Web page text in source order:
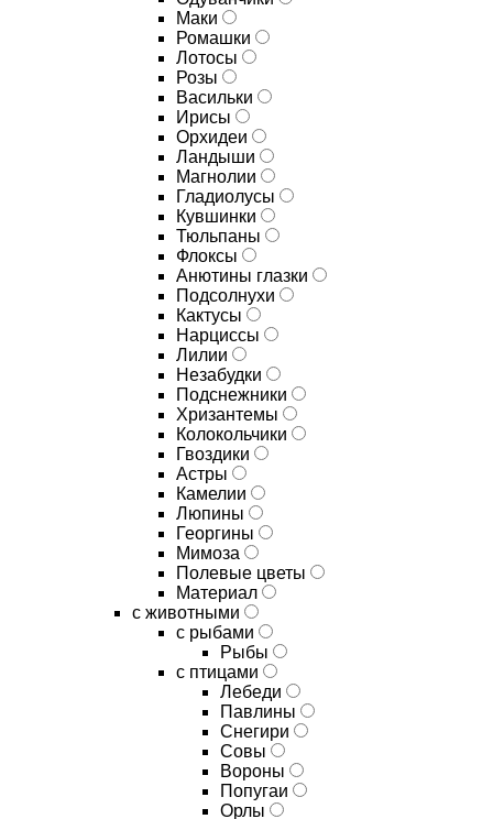
Маки
Ромашки
Лотосы
Розы
Васильки
Ирисы
Орхидеи
Ландыши
Магнолии
Гладиолусы
Кувшинки
Тюльпаны
Флоксы
Анютины глазки
Подсолнухи
Кактусы
Нарциссы
Лилии
Незабудки
Подснежники
Хризантемы
Колокольчики
Гвоздики
Астры
Камелии
Люпины
Георгины
Мимоза
Полевые цветы
Материал
с животными
с рыбами
Рыбы
с птицами
Лебеди
Павлины
Снегири
Совы
Вороны
Попугаи
Орлы